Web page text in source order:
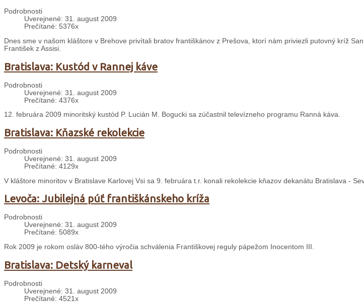
Podrobnosti
Uverejnené: 31. august 2009
Prečítané: 5376x
Dnes sme v našom kláštore v Brehove privítali bratov františkánov z Prešova, ktorí nám priviezli putovný kríž
František z Assisi.
Bratislava: Kustód v Rannej káve
Podrobnosti
Uverejnené: 31. august 2009
Prečítané: 4376x
12. februára 2009 minoritský kustód P. Lucián M. Bogucki sa zúčastnil televízneho programu Ranná káva.
Bratislava: Kňazské rekolekcie
Podrobnosti
Uverejnené: 31. august 2009
Prečítané: 4129x
V kláštore minoritov v Bratislave Karlovej Vsi sa 9. februára t.r. konali rekolekcie kňazov dekanátu Bratislava -
Levoča: Jubilejná púť františkánskeho kríža
Podrobnosti
Uverejnené: 31. august 2009
Prečítané: 5089x
Rok 2009 je rokom osláv 800-tého výročia schválenia Františkovej reguly pápežom Inocentom III.
Bratislava: Detský karneval
Podrobnosti
Uverejnené: 31. august 2009
Prečítané: 4521x